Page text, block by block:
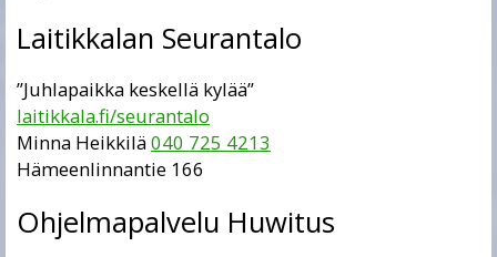
Laitikkalan Seurantalo
”Juhlapaikka keskellä kylää”
laitikkala.fi/seurantalo
Minna Heikkilä040 725 4213
Hämeenlinnantie 166
Ohjelmapalvelu Huwitus